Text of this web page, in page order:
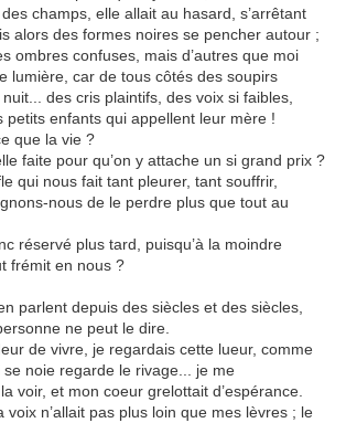
champs, elle allait au hasard, s’arrêtant
alors des formes noires se pencher autour ;
ombres confuses, mais d’autres que moi
lumière, car de tous côtés des soupirs
des cris plaintifs, des voix si faibles,
petits enfants qui appellent leur mère !
que la vie ?
faite pour qu’on y attache un si grand prix ?
qui nous fait tant pleurer, tant souffrir,
nous de le perdre plus que tout au
réservé plus tard, puisqu’à la moindre
frémit en nous ?
parlent depuis des siècles et des siècles,
ne peut le dire.
de vivre, je regardais cette lueur, comme
noie regarde le rivage... je me
voir, et mon coeur grelottait d’espérance.
voix n’allait pas plus loin que mes lèvres ; le